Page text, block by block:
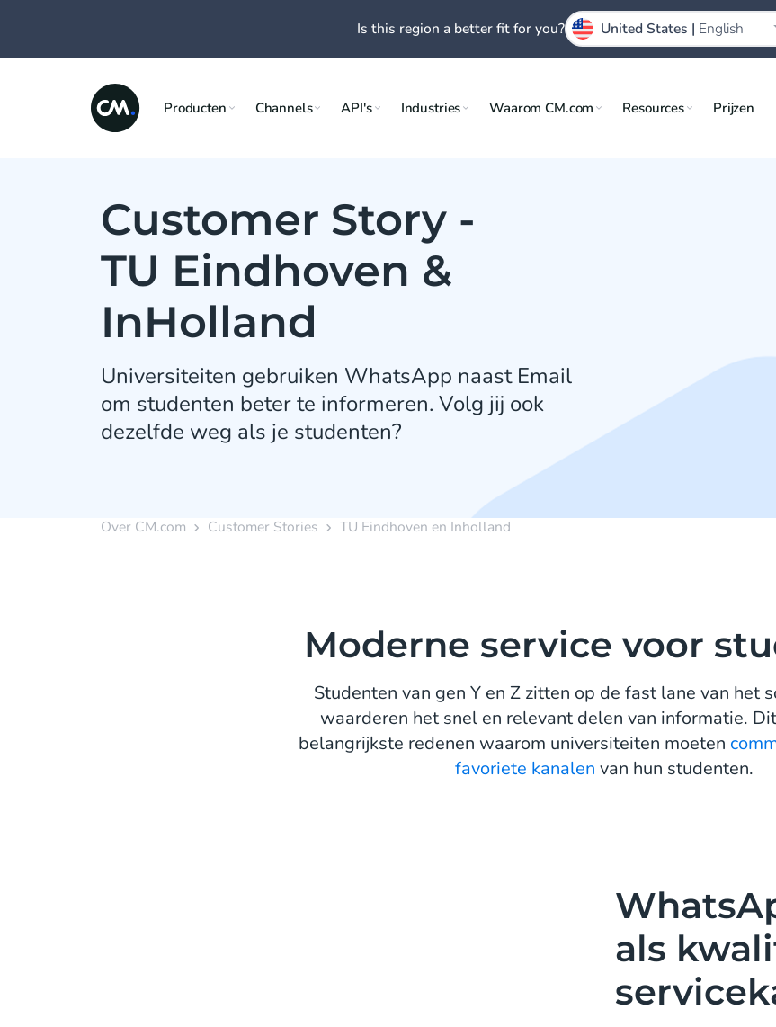
Producten Channels API's Industries Waarom CM.com Resources Prijzen
Customer Story -
TU Eindhoven &
InHolland
Universiteiten gebruiken WhatsApp naast Email
om studenten beter te informeren. Volg jij ook
dezelfde weg als je studenten?
Over CM.com Customer Stories TU Eindhoven en Inholland
Moderne service voor
Studenten van gen Y en Z zitten op de fast lane van het
waarderen het snel en relevant delen van informatie.
belangrijkste redenen waarom universiteiten moeten
favoriete kanalen van hun studenten.
als
Is this region a better fit for you? United States | English